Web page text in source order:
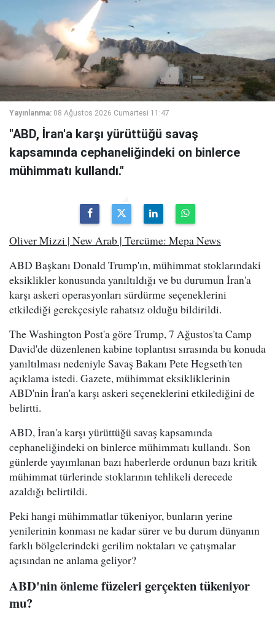
Yayınlanma: 08 Ağustos 2026 Cumartesi 11:47
"ABD, İran'a karşı yürüttüğü savaş
kapsamında cephaneliğindeki on binlerce
mühimmatı kullandı."
Oliver Mizzi | New Arab | Tercüme: Mepa News
ABD Başkanı Donald Trump'ın, mühimmat stoklarındaki
eksiklikler konusunda yanıltıldığı ve bu durumun İran'a
karşı askeri operasyonları sürdürme seçeneklerini
etkilediği gerekçesiyle rahatsız olduğu bildirildi.
The Washington Post'a göre Trump, 7 Ağustos'ta Camp
David'de düzenlenen kabine toplantısı sırasında bu konuda
yanıltılması nedeniyle Savaş Bakanı Pete Hegseth'ten
açıklama istedi. Gazete, mühimmat eksikliklerinin
ABD'nin İran'a karşı askeri seçeneklerini etkilediğini de
belirtti.
ABD, İran'a karşı yürüttüğü savaş kapsamında
cephaneliğindeki on binlerce mühimmatı kullandı. Son
günlerde yayımlanan bazı haberlerde ordunun bazı kritik
mühimmat türlerinde stoklarının tehlikeli derecede
azaldığı belirtildi.
Peki hangi mühimmatlar tükeniyor, bunların yerine
yenilerinin konması ne kadar sürer ve bu durum dünyanın
farklı bölgelerindeki gerilim noktaları ve çatışmalar
açısından ne anlama geliyor?
ABD'nin önleme füzeleri gerçekten tükeniyor
mu?